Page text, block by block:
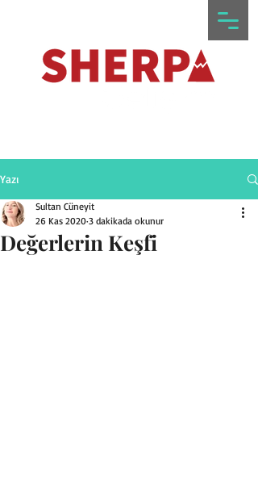
Yazı
Değerlerin Keşfi
Sultan Cüneyit
26 Kas 2020 3 dakikada okunur